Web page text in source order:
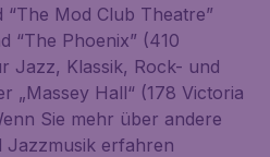
Mod Club Theatre”
“The Phoenix” (410
Jazz, Klassik, Rock- und
„Massey Hall“ (178 Victoria
Sie mehr über andere
Jazzmusik erfahren